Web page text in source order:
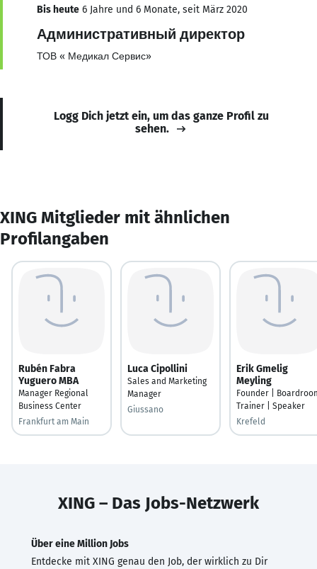
Bis heute 6 Jahre und 6 Monate, seit März 2020
Административный директор
ТОВ « Медикал Сервис»
Logg Dich jetzt ein, um das ganze Profil zu
sehen.
XING Mitglieder mit ähnlichen
Profilangaben
Rubén Fabra
Yuguero MBA
Manager Regional
Business Center
Frankfurt am Main
Luca Cipollini
Sales and Marketing
Manager
Giussano
Erik Gmelig
Meyling
Founder |
Trainer | Speaker
Krefeld
XING – Das Jobs-Netzwerk
Über eine Million Jobs
Entdecke mit XING genau den Job, der wirklich zu Dir